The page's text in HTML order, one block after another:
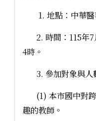
1. 地點：中華醫
2. 時間：115年7
4時。
3. 參加對象與人
(1) 本市國中對跨
趣的教師。